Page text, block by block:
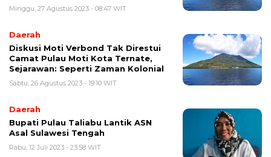
Minggu, 27 Agustus 2023 - 08:47 WIT
Daerah
Diskusi Moti Verbond Tak Direstui
Camat Pulau Moti Kota Ternate,
Sejarawan: Seperti Zaman Kolonial
Sabtu, 26 Agustus 2023 - 19:10 WIT
Daerah
Bupati Pulau Taliabu Lantik ASN
Asal Sulawesi Tengah
Rabu, 12 Juli 2023 - 23:58 WIT